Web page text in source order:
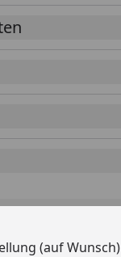
(auf Wunsch)